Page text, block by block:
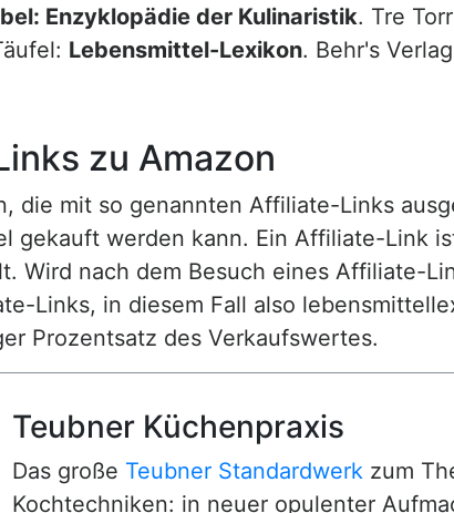
Enzyklopädie der Kulinaristik. Tre
Lebensmittel-Lexikon. Behr's
zu Amazon
die mit so genannten Affiliate-Links
gekauft werden kann. Ein Affiliate-Link
Wird nach dem Besuch eines Affiliate-
Links, in diesem Fall also
Prozentsatz des Verkaufswertes.
Teubner Küchenpraxis
Das große Teubner Standardwerk zum
Kochtechniken: in neuer opulenter